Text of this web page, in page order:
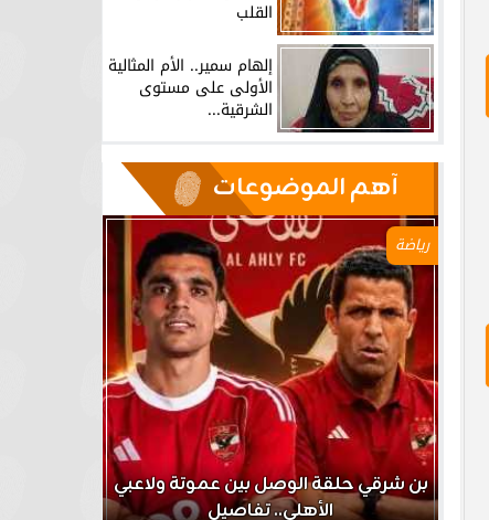
القلب
إلهام سمير.. الأم المثالية
الأولى على مستوى
الشرقية...
آهم الموضوعات
رياضة
بن شرقي حلقة الوصل بين عموتة ولاعبي
الأهلي.. تفاصيل